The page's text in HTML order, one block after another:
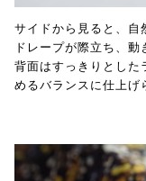
サイドから見ると、自
ドレープが際立ち、動
背面はすっきりとした
めるバランスに仕上げ